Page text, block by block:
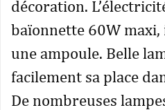
décoration.
baïonnette 60W
une ampoule. Belle
facilement sa place
De nombreuses